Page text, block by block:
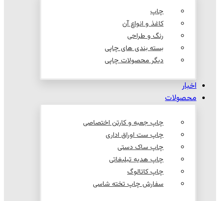
چاپ
کاغذ و انواع آن
رنگ و طراحی
بسته بندی های چاپی
دیگر محصولات چاپی
اخبار
محصولات
چاپ جعبه و کارتن اختصاصی
چاپ ست اوراق اداری
چاپ ساک دستی
چاپ هدیه تبلیغاتی
چاپ کاتالوگ
سفارش چاپ تخته شاسی